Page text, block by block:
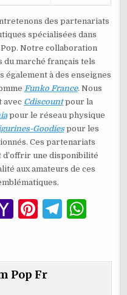
des partenariats
spécialisées dans
Notre collaboration
du marché français tels
également à des enseignes
Funko France. Nous
avec Cdiscountpour la
pour le réseau physique
Goodiespour les
Ces partenariats
une disponibilité
aux amateurs de ces
Y
o
Pi
re
T
g s
Pop Fr